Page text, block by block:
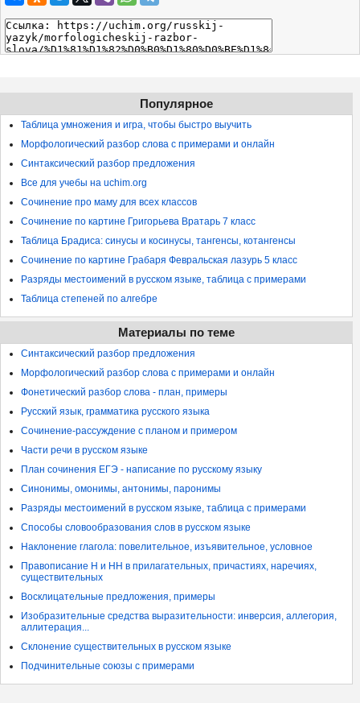
Популярное
Таблица умножения и игра, чтобы быстро выучить
Морфологический разбор слова с примерами и онлайн
Синтаксический разбор предложения
Все для учебы на uchim.org
Сочинение про маму для всех классов
Сочинение по картине Григорьева Вратарь 7 класс
Таблица Брадиса: синусы и косинусы, тангенсы, котангенсы
Сочинение по картине Грабаря Февральская лазурь 5 класс
Разряды местоимений в русском языке, таблица с примерами
Таблица степеней по алгебре
Материалы по теме
Синтаксический разбор предложения
Морфологический разбор слова с примерами и онлайн
Фонетический разбор слова - план, примеры
Русский язык, грамматика русского языка
Сочинение-рассуждение с планом и примером
Части речи в русском языке
План сочинения ЕГЭ - написание по русскому языку
Синонимы, омонимы, антонимы, паронимы
Разряды местоимений в русском языке, таблица с примерами
Способы словообразования слов в русском языке
Наклонение глагола: повелительное, изъявительное, условное
Правописание Н и НН в прилагательных, причастиях, наречиях,
существительных
Восклицательные предложения, примеры
Изобразительные средства выразительности: инверсия, аллегория,
аллитерация...
Склонение существительных в русском языке
Подчинительные союзы с примерами